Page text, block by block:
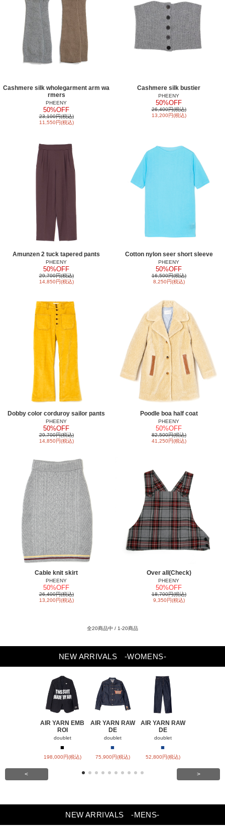
Cashmere silk wholegarment arm wa
rmers
PHEENY
50%OFF
23,100円(税込)
11,550円(税込)
Cashmere silk bustier
PHEENY
50%OFF
26,400円(税込)
13,200円(税込)
Amunzen 2 tuck tapered pants
PHEENY
50%OFF
29,700円(税込)
14,850円(税込)
Cotton nylon seer short sleeve
PHEENY
50%OFF
16,500円(税込)
8,250円(税込)
Dobby color corduroy sailor pants
PHEENY
50%OFF
29,700円(税込)
14,850円(税込)
Poodle boa half coat
PHEENY
50%OFF
82,500円(税込)
41,250円(税込)
Cable knit skirt
PHEENY
50%OFF
26,400円(税込)
13,200円(税込)
Over all(Check)
PHEENY
50%OFF
18,700円(税込)
9,350円(税込)
全20商品中 / 1-20商品
NEW ARRIVALS -WOMENS-
AIR YARN EMB
ROI
doublet
■
198,000円(税込)
AIR YARN RAW
DE
doublet
■
75,900円(税込)
AIR YARN RAW
DE
doublet
■
52,800円(税込)
< >
NEW ARRIVALS -MENS-